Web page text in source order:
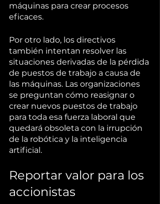
máquinas para crear procesos
eficaces.
Por otro lado, los directivos
también intentan resolver las
situaciones derivadas de la pérdida
de puestos de trabajo a causa de
las máquinas. Las organizaciones
se preguntan cómo reasignar o
crear nuevos puestos de trabajo
para toda esa fuerza laboral que
quedará obsoleta con la irrupción
de la robótica y la inteligencia
artificial.
Reportar valor para los
accionistas